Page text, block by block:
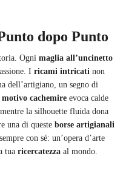
dopo Punto
Ogni maglia all’uncinetto
I ricami intricati non
dell’artigiano, un segno di
motivo cachemire evoca calde
la silhouette fluida dona
una di queste borse artigianali
con sé: un’opera d’arte
tua ricercatezza al mondo.